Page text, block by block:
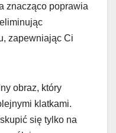
znacząco poprawia
zapewniając Ci
obraz, który
klatkami.
się tylko na